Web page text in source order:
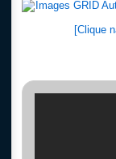
[Clique